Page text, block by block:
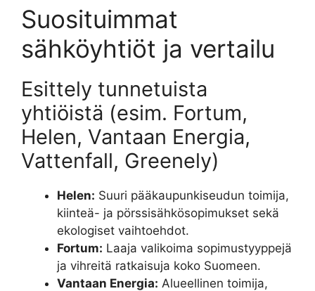
Suosituimmat
sähköyhtiöt ja vertailu
Esittely tunnetuista
yhtiöistä (esim. Fortum,
Helen, Vantaan Energia,
Vattenfall, Greenely)
Helen: Suuri pääkaupunkiseudun toimija,
kiinteä- ja pörssisähkösopimukset sekä
ekologiset vaihtoehdot.
Fortum: Laaja valikoima sopimustyyppejä
ja vihreitä ratkaisuja koko Suomeen.
Vantaan Energia: Alueellinen toimija,